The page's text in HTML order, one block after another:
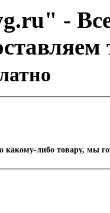
-
какому-либо товару, мы